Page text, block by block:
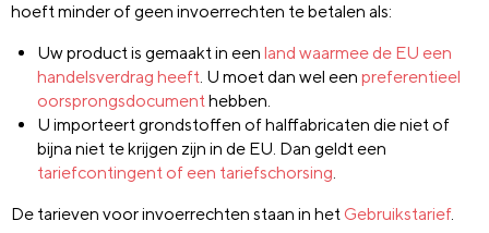
hoeft minder of geen invoerrechten te betalen als:
Uw product is gemaakt in een land waarmee de EU een
handelsverdrag heeft. U moet dan wel een preferentieel
oorsprongsdocumenthebben.
U importeert grondstoffen of halffabricaten die niet of
bijna niet te krijgen zijn in de EU. Dan geldt een
tariefcontingent of een tariefschorsing.
De tarieven voor invoerrechten staan in het Gebruikstarief.